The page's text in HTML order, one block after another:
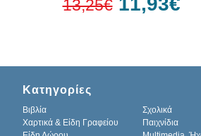
13,25€
Κατηγορίες
Βιβλία
Σχολικά
Χαρτικά & Είδη Γραφείου
Παιχνίδια